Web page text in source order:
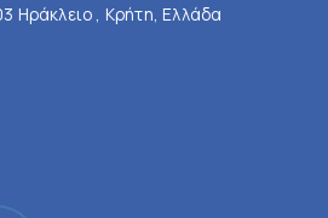
Ηράκλειο , Κρήτη, Ελλάδα